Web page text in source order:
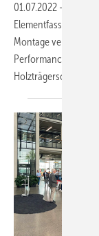
01.07.2022 -
Elementfassade für
Montage verbirgt
Performance ist erst
Holzträgerschale